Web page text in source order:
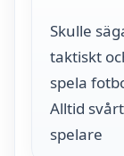
Skulle
taktiskt
spela
Alltid
spelare